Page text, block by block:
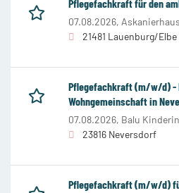
Pflegefachkraft für den
07.08.2026,
21481 Lauenburg/Elbe
Pflegefachkraft (m/w/d) -
Wohngemeinschaft in
07.08.2026, Balu
23816 Neversdorf
Pflegefachkraft (m/w/d)